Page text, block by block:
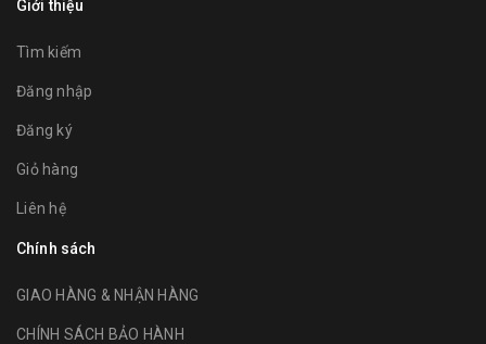
Giới thiệu
Tìm kiếm
Đăng nhập
Đăng ký
Giỏ hàng
Liên hệ
Chính sách
GIAO HÀNG & NHẬN HÀNG
CHÍNH SÁCH BẢO HÀNH